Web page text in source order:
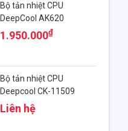
Bộ tản nhiệt CPU
DeepCool AK620
1.950.000₫
Bộ tản nhiệt CPU
Deepcool CK-11509
Liên hệ